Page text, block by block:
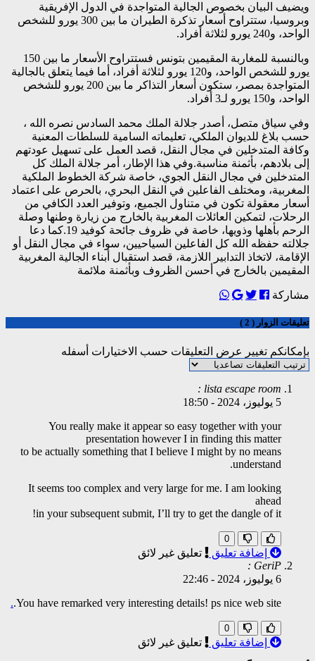
ويضيف البيان بخصوص الجالية المتواجدة في الدول الإفريقية
وبروسيا، ستتراوح أسعار تذكرة الطيران ما بين 300 يورو للشخص
الواحد، و240 يورو لثلاثة أفراد.
وبالنسبة للمغاربة المقيمين بتونس فستتراوح الأسعار ما بين 150
يورو للشخص الواحد، و120 يورو لثلاثة أفراد، أما فيما يتعلق بالجالية
المتواجدة بمصر، ستكون أسعار التذاكر ما بين 200 يورو للشخص
الواحد، و150 يورو لـ3 أفراد.
وفي سياق متصل، أصدر جلالة الملك محمد السادس نصره الله ،
حسب بلاغ للديوان الملكي، تعليماته السامية للسلطات المعنية
وكافة المتدخلين في مجال النقل، قصد العمل على تسهيل عودتهم
إلى بلادهم، بأثمنة مناسبة.وفي هذا الإطار، أمر جلالة الملك كل
المتدخلين في مجال النقل الجوي، خاصة شركة الخطوط الملكية
المغربية، ومختلف الفاعلين في النقل البحري، بالحرص على اعتماد
أسعار معقولة تكون في متناول الجميع، وتوفير العدد الكافي من
الرحلات، لتمكين العائلات المغربية بالخارج من زيارة وطنها وصلة
الرحم بأهلها وذويها، خاصة في ظروف جائحة كوفيد 19.كما دعا
جلالته حفظه الله كل الفاعلين السياحيين، سواء في مجال النقل أو
الإقامة، لاتخاذ التدابير اللازمة، قصد استقبال أبناء الجالية المغربية
المقيمين بالخارج في أحسن الظروف وبأثمنة ملائمة
مشاركة
تعليقات الزوار ( 2 )
بإمكانكم تغيير عرض التعليقات حسب الاختيارات أسفله
lista escape room :
5 يوليوز، 2024
-
18:50
You really make it appear so easy together with your
presentation however I in finding this matter
to be actually something that I believe I might by no means
understand.
It seems too complex and very large for me. I am looking
ahead
in your subsequent submit, I’ll try to get the dangle of it!
0
إضافة تعليق
تعليق غير لائق
GeriP :
6 يوليوز، 2024
-
22:46
You have remarked very interesting details! ps nice web site.
.
0
إضافة تعليق تعليق غير لائق